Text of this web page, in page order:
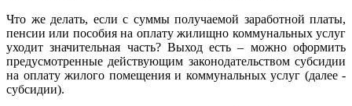
Что же делать, если с суммы получаемой заработной платы,
пенсии или пособия на оплату жилищно коммунальных услуг
уходит значительная часть? Выход есть – можно оформить
предусмотренные действующим законодательством субсидии
на оплату жилого помещения и коммунальных услуг (далее -
субсидии).